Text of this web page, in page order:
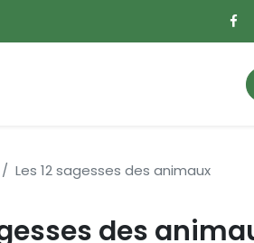
Les 12 sagesses des animaux
des